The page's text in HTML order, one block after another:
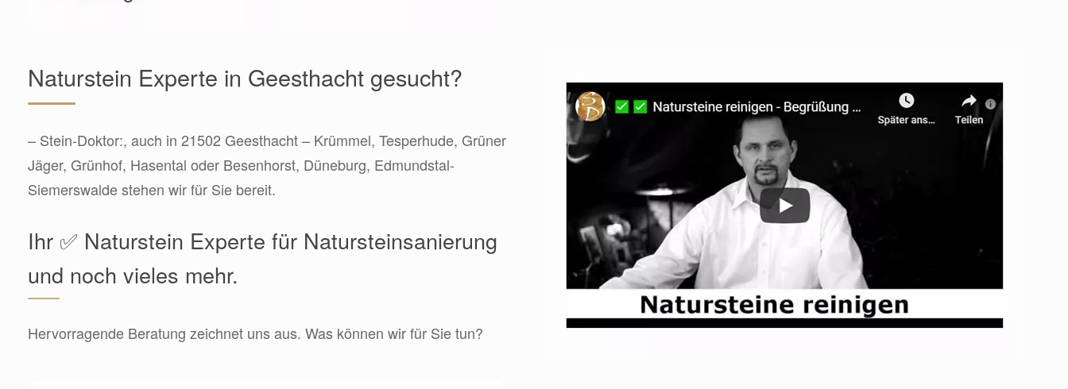
Naturstein Experte in Geesthacht gesucht?
– Stein-Doktor:, auch in 21502 Geesthacht – Krümmel, Tesperhude, Grüner
Jäger, Grünhof, Hasental oder Besenhorst, Düneburg, Edmundstal-
Siemerswalde stehen wir für Sie bereit.
Ihr ✅ Naturstein Experte für Natursteinsanierung
und noch vieles mehr.
Hervorragende Beratung zeichnet uns aus. Was können wir für Sie tun?